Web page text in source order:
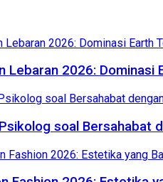
Lebaran 2026: Dominasi
soal Bersahabat